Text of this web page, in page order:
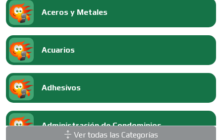
Aceros y Metales
Acuarios
Adhesivos
Administración de Condominios
Ver todas las Categorías